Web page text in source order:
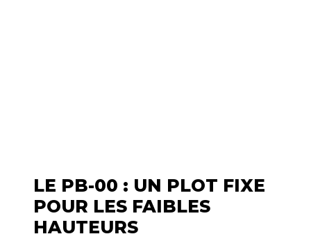
LE PB-00 : UN PLOT FIXE
POUR LES FAIBLES
HAUTEURS